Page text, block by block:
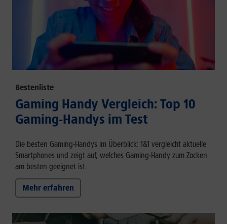
Bestenliste
Gaming Handy Vergleich: Top 10
Gaming-Handys im Test
Die besten Gaming-Handys im Überblick: 1&1 vergleicht aktuelle
Smartphones und zeigt auf, welches Gaming-Handy zum Zocken
am besten geeignet ist.
Mehr erfahren